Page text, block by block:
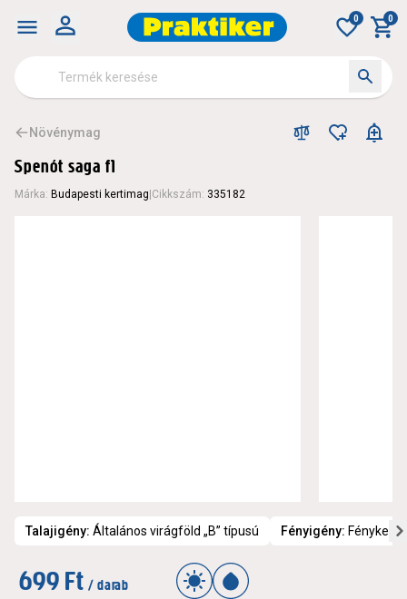
0 0
Növénymag
Spenót saga f1
Márka: Budapesti kertimag Cikkszám: 335182
Talajigény: Általános virágföld „B” típusú Fényigény:
699 Ft / darab